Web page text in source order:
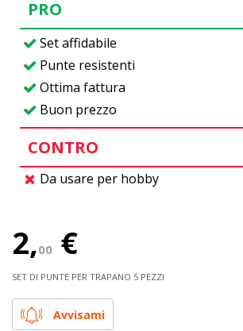
PRO
Set affidabile
Punte resistenti
Ottima fattura
Buon prezzo
CONTRO
Da usare per hobby
2,00 €
SET DI PUNTE PER TRAPANO 5 PEZZI
Avvisami